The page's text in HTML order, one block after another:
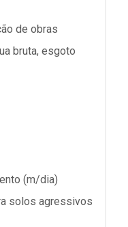
de obras
bruta, esgoto
(m/dia)
solos agressivos